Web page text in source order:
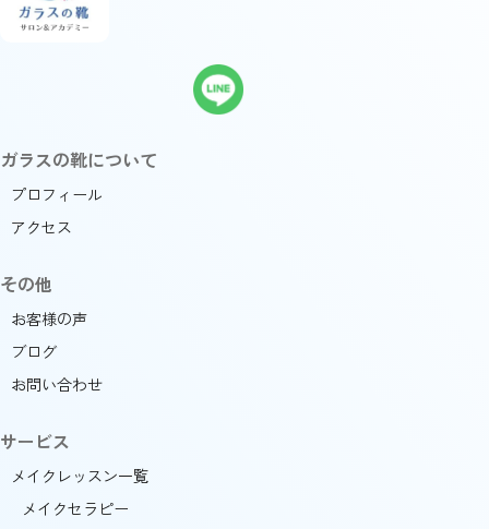
ガラスの靴について
プロフィール
アクセス
その他
お客様の声
ブログ
お問い合わせ
サービス
メイクレッスン一覧
メイクセラピー